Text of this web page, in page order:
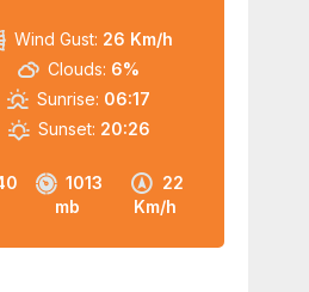
1013
mb
22
Km/h
Wind Gust: 26 Km/h
Clouds: 6%
Sunrise: 06:17
Sunset: 20:26